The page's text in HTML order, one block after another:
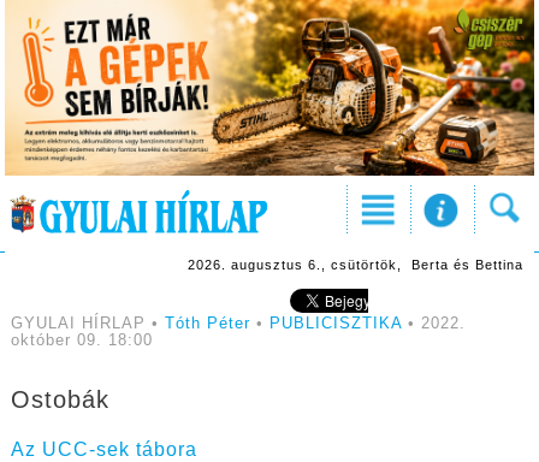
2026. augusztus 6., csütörtök, Berta és Bettina
GYULAI HÍRLAP • Tóth Péter• PUBLICISZTIKA• 2022.
október 09. 18:00
Ostobák
Az UCC-sek tábora